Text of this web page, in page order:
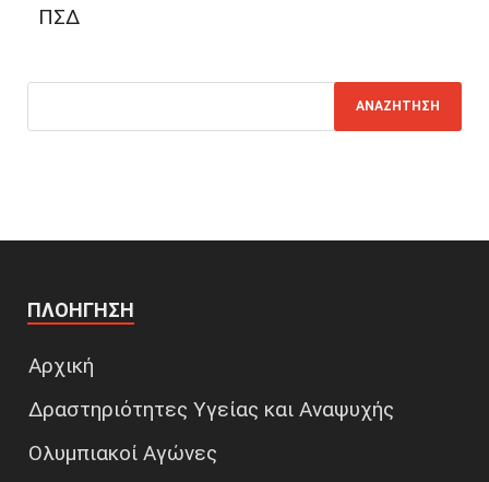
ΠΣΔ
ΠΛΟΉΓΗΣΗ
Αρχική
Δραστηριότητες Υγείας και Αναψυχής
Ολυμπιακοί Αγώνες